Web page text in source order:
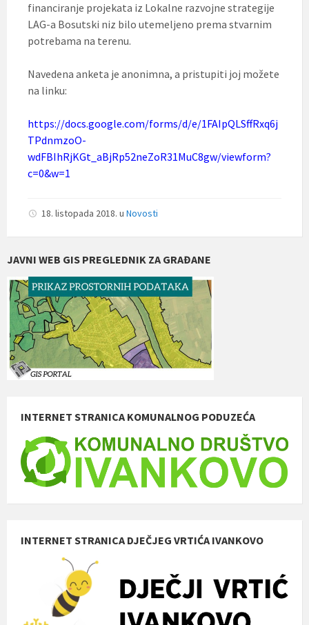
financiranje projekata iz Lokalne razvojne strategije
LAG-a Bosutski niz bilo utemeljeno prema stvarnim
potrebama na terenu.
Navedena anketa je anonimna, a pristupiti joj možete
na linku:
https://docs.google.com/forms/d/e/1FAIpQLSffRxq6j
TPdnmzoO-
wdFBIhRjKGt_aBjRp52neZoR31MuC8gw/viewform?
c=0&w=1
18. listopada 2018. u Novosti
JAVNI WEB GIS PREGLEDNIK ZA GRAĐANE
INTERNET STRANICA KOMUNALNOG PODUZEĆA
INTERNET STRANICA DJEČJEG VRTIĆA IVANKOVO